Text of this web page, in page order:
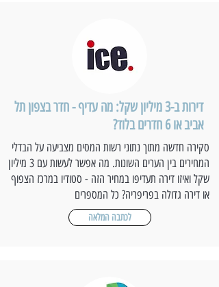
דירות ב-3 מיליון שקל: מה עדיף - חדר בצפון תל
אביב או 6 חדרים בלוד?
סקירה חדשה מתוך נתוני רשות המסים מצביעה על הבדלי
המחירים בין הערים השונות. מה אפשר לעשות עם 3 מיליון
שקל ואיזו דירה תעדיפו במחיר הזה - סטודיו במרכז הצפוף
או דירה גדולה בפריפריה? כל המספרים
לכתבה המלאה